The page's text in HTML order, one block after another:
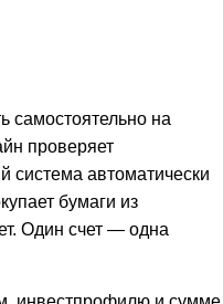
самостоятельно на
проверяет
система автоматически
бумаги из
Один счет — одна